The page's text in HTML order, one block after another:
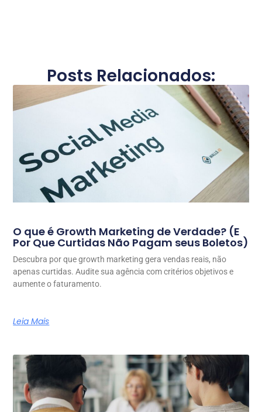
Posts Relacionados:
O que é Growth Marketing de Verdade? (E
Por Que Curtidas Não Pagam seus Boletos)
Descubra por que growth marketing gera vendas reais, não
apenas curtidas. Audite sua agência com critérios objetivos e
aumente o faturamento.
Leia Mais